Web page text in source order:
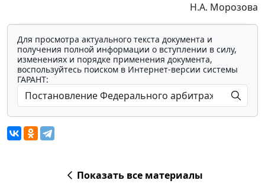
Н.А. Морозова
Для просмотра актуального текста документа и
получения полной информации о вступлении в силу,
изменениях и порядке применения документа,
воспользуйтесь поиском в Интернет-версии системы
ГАРАНТ:
Показать все материалы